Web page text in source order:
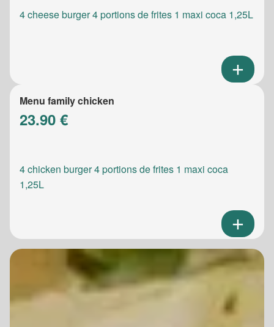
4 cheese burger 4 portions de frites 1 maxi coca 1,25L
Menu family chicken
23.90 €
4 chicken burger 4 portions de frites 1 maxi coca
1,25L